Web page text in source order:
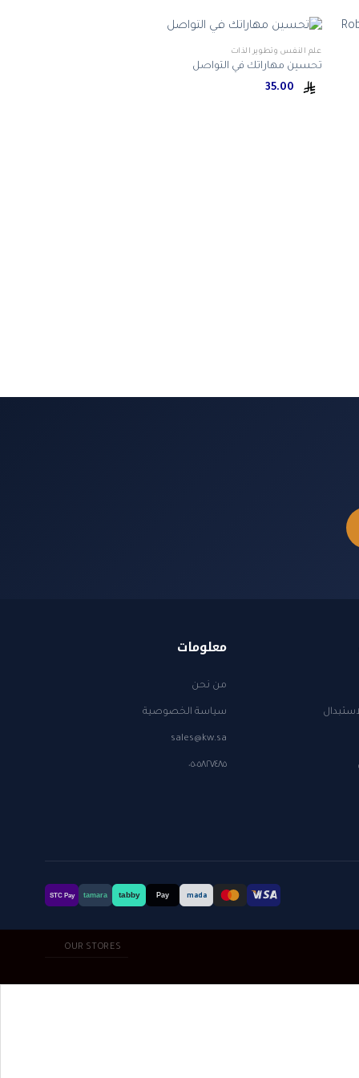
علم النفس وتطوير الذات
تحسين مهاراتك في التواصل
معلومات
من نحن
سياسة الخصوصية
sales@kw.sa
٠٥٠٥٨٢٧٤٨٥
mada
Pay
tabby
tamara
STC Pay
OUR STORES